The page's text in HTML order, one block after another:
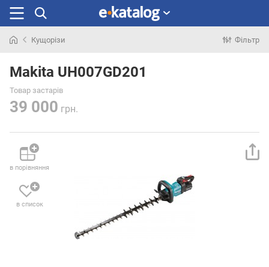
раніше
Кущорізи Фільтр
Makita UH007GD201
Товар застарів
39 000 грн.
в порівняння
в список